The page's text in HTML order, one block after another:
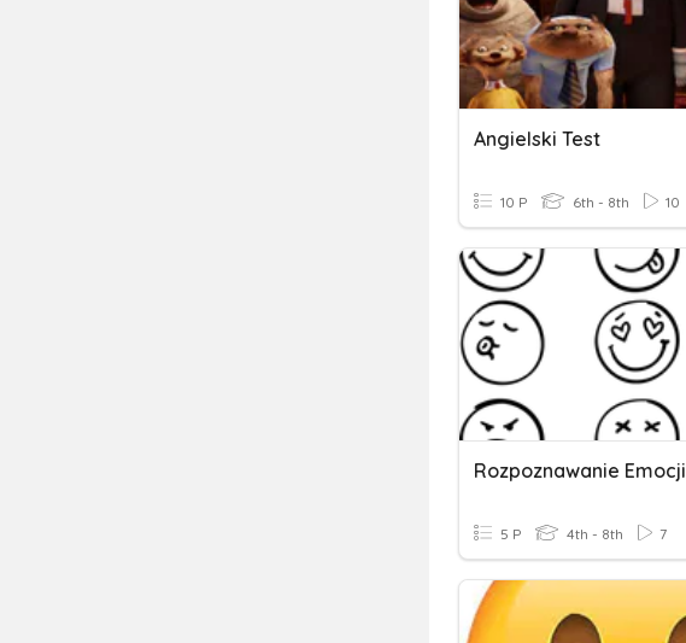
Angielski Test
10 P 6th - 8th 10
Rozpoznawanie Emocji
5 P 4th - 8th 7